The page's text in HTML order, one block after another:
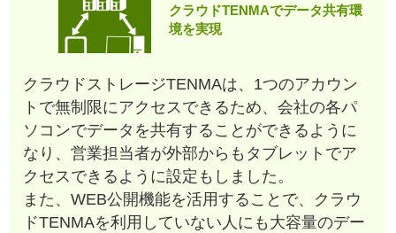
クラウドTENMAでデータ共有環
境を実現
クラウドストレージTENMAは、1つのアカウン
トで無制限にアクセスできるため、会社の各パ
ソコンでデータを共有することができるように
なり、営業担当者が外部からもタブレットでア
クセスできるように設定もしました。
また、WEB公開機能を活用することで、クラウ
ドTENMAを利用していない人にも大容量のデー